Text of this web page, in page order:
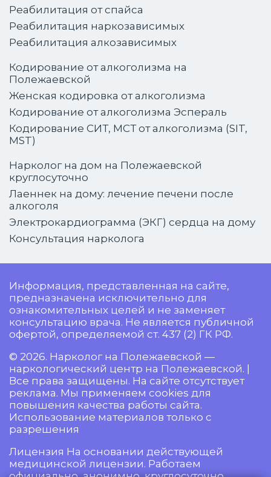
Реабилитация от спайса
Реабилитация наркозависимых
Реабилитация алкозависимых
Кодирование от алкоголизма на
Полежаевской
Женская кодировка от алкоголизма
Кодирование от алкоголизма Эспераль
Кодирование СИТ, МСТ от алкоголизма (SIT,
MST)
Нарколог на дом на Полежаевской
круглосуточно
Лаеннек на дому: лечение печени после
алкоголя
Электрокардиограмма (ЭКГ) сердца на дому
Консультация нарколога
Информация, представленная на сайте,
предназначена исключительно для
ознакомительных целей и не заменяет
консультацию врача. Не является публичной
офертой, определяемой ст. 437 (2) ГК РФ.
© 2026. Нарколог на Полежаевской —
наркологический центр на Полежаевской. |
Все права защищены. На сайте отсутствует
реклама. Мы применяем cookies для
повышения качества работы сайта.
Использование материалов только с
разрешения
Лицензия На основании действующей
медицинской лицензии. Работаем